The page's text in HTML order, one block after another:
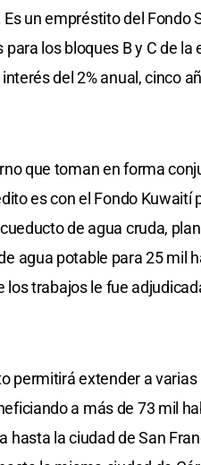
un empréstito del Fondo
los bloques B y C de la
del 2% anual, cinco
que toman en forma
es con el Fondo Kuwaití
de agua cruda,
agua potable para 25 mil
los trabajos le fue
permitirá extender a
a más de 73 mil
hasta la ciudad de San